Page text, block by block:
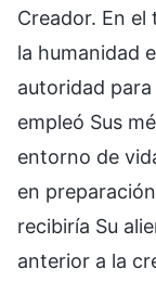
Creador. En
la humanidad
autoridad
empleó Sus
entorno de
en
recibiría Su
anterior a la